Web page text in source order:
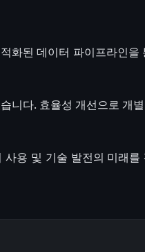
화된 데이터 파이프라인을
니다. 효율성 개선으로 개
용 및 기술 발전의 미래를